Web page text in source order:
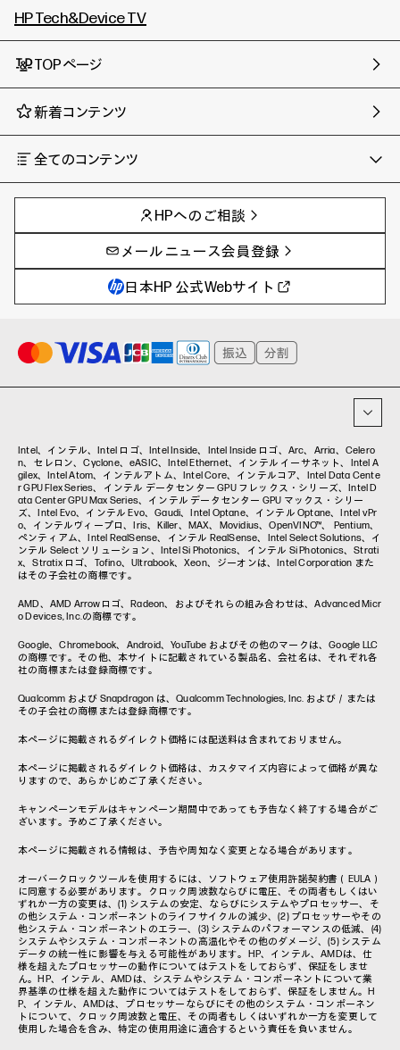
HP Tech&Device TV
TOPページ
新着コンテンツ
全てのコンテンツ
AIの進化と活用事例
製品トレンド & レビュー
サイバーセキュリティ
教育とテクノロジー
ハイブリッドワーク
プリンター
事例
イベントレポート
AI PC
AIワークステーション
Poly
WXP（DEXツール）
タグ一覧
HPへのご相談
メールニュース会員登録
日本HP 公式Webサイト
Intel、インテル、Intel ロゴ、Intel Inside、Intel Inside ロゴ、Arc、Arria、Celero
n、セレロン、Cyclone、eASIC、Intel Ethernet、インテル イーサネット、Intel A
gilex、Intel Atom、インテルアトム、Intel Core、インテルコア、Intel Data Cente
r GPU Flex Series、インテル データセンター GPU フレックス・シリーズ、Intel D
ata Center GPU Max Series、インテル データセンター GPU マックス・シリー
ズ、Intel Evo、インテル Evo、Gaudi、Intel Optane、インテル Optane、Intel vPr
o、インテルヴィープロ、Iris、Killer、MAX、Movidius、OpenVINO™、 Pentium、
ペンティアム、Intel RealSense、インテル RealSense、Intel Select Solutions、イ
ンテル Select ソリューション、Intel Si Photonics、インテル Si Photonics、Strati
x、Stratix ロゴ、Tofino、Ultrabook、Xeon、ジーオンは、Intel Corporation また
はその子会社の商標です。
AMD、AMD Arrowロゴ、Radeon、およびそれらの組み合わせは、Advanced Micr
o Devices, Inc.の商標です。
Google、Chromebook、Android、YouTube およびその他のマークは、Google LLC
の商標です。その他、本サイトに記載されている製品名、会社名は、それぞれ各
社の商標または登録商標です。
Qualcomm および Snapdragon は、Qualcomm Technologies, Inc. および／または
その子会社の商標または登録商標です。
本ページに掲載されるダイレクト価格には配送料は含まれておりません。
本ページに掲載されるダイレクト価格は、カスタマイズ内容によって価格が異な
りますので、あらかじめご了承ください。
キャンペーンモデルはキャンペーン期間中であっても予告なく終了する場合がご
ざいます。予めご了承ください。
本ページに掲載される情報は、予告や周知なく変更となる場合があります。
オーバークロックツールを使用するには、ソフトウェア使用許諾契約書（EULA）
に同意する必要があります。クロック周波数ならびに電圧、その両者もしくはい
ずれか一方の変更は、(1) システムの安定、ならびにシステムやプロセッサー、そ
の他システム・コンポーネントのライフサイクルの減少、(2) プロセッサーやその
他システム・コンポーネントのエラー、(3) システムのパフォーマンスの低減、(4)
システムやシステム・コンポーネントの高温化やその他のダメージ、(5) システム
データの統一性に影響を与える可能性があります。HP、インテル、AMDは、仕
様を超えたプロセッサーの動作についてはテストをしておらず、保証をしませ
ん。HP、インテル、AMDは、システムやシステム・コンポーネントについて業
界基準の仕様を超えた動作についてはテストをしておらず、保証をしません。H
P、インテル、AMDは、プロセッサーならびにその他のシステム・コンポーネン
トについて、クロック周波数と電圧、その両者もしくはいずれか一方を変更して
使用した場合を含み、特定の使用用途に適合するという責任を負いません。